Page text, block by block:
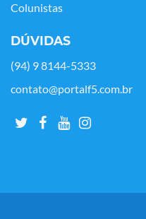
Colunistas
DÚVIDAS
(94) 9 8144-5333
contato@portalf5.com.br